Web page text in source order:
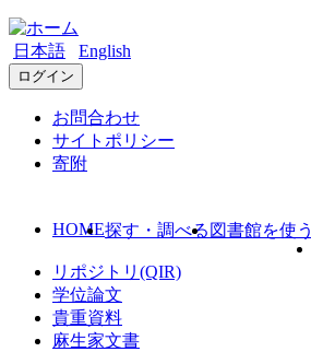
日本語 English
ログイン
お問合わせ
サイトポリシー
寄附
HOME探す・調べる 図書館を使う
リポジトリ(QIR)
学位論文
貴重資料
麻生家文書